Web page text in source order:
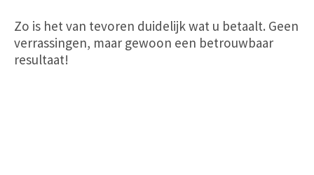
Zo is het van tevoren duidelijk wat u betaalt. Geen
verrassingen, maar gewoon een betrouwbaar
resultaat!